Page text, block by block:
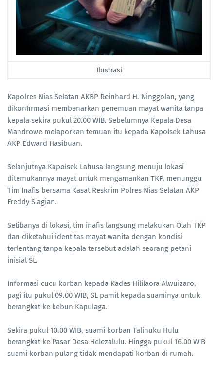
Ilustrasi
Kapolres Nias Selatan AKBP Reinhard H. Ninggolan, yang
dikonfirmasi membenarkan penemuan mayat wanita tanpa
kepala sekira pukul 20.00 WIB. Sebelumnya Kepala Desa
Mandrowe melaporkan temuan itu kepada Kapolsek Lahusa
AKP Edward Hasibuan.
Selanjutnya Kapolsek Lahusa langsung menuju lokasi
ditemukannya mayat untuk mengamankan TKP, menunggu
Tim Inafis bersama Kasat Reskrim Polres Nias Selatan AKP
Freddy Siagian.
Setibanya di lokasi, tim inafis langsung melakukan Olah TKP
dan diketahui identitas mayat wanita dengan kondisi
terlentang tanpa kepala tersebut adalah seorang petani
inisial SL.
Informasi cucu korban kepada Kades Hililaora Alwuizaro,
pagi itu pukul 09.00 WIB, SL pamit kepada suaminya untuk
berangkat ke kebun Kapulaga.
Sekira pukul 10.00 WIB, suami korban Talihuku Hulu
berangkat ke Pasar Desa Helezalulu. Hingga pukul 16.00 WIB
suami korban pulang tidak mendapati korban di rumah.